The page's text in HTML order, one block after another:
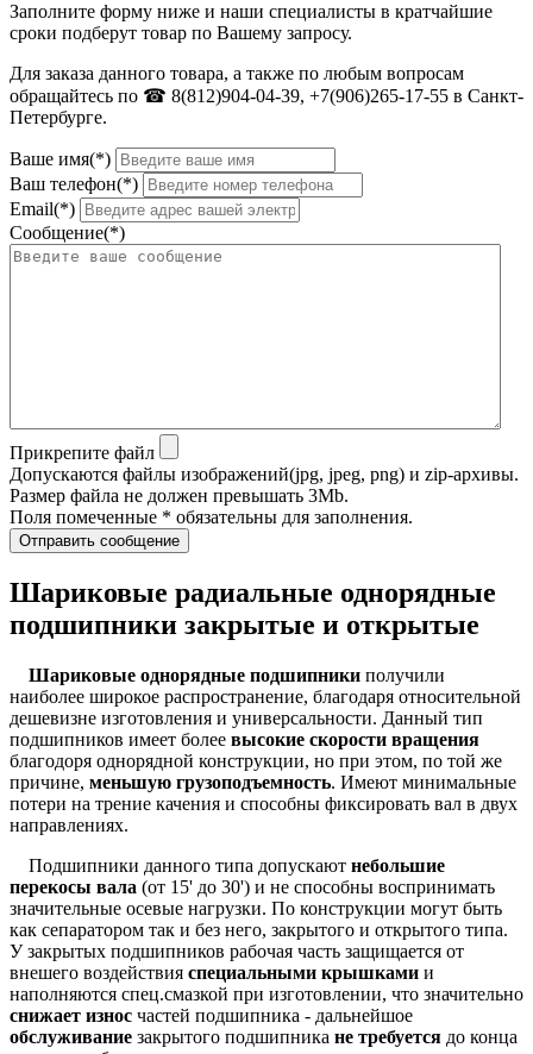
Заполните форму ниже и наши специалисты в кратчайшие
сроки подберут товар по Вашему запросу.
Для заказа данного товара, а также по любым вопросам
обращайтесь по ☎ 8(812)904-04-39, +7(906)265-17-55 в Санкт-
Петербурге.
Ваше имя(*)
Ваш телефон(*)
Email(*)
Сообщение(*)
Прикрепите файл
Допускаются файлы изображений(jpg, jpeg, png) и zip-архивы.
Размер файла не должен превышать 3Mb.
Поля помеченные * обязательны для заполнения.
Отправить сообщение
Шариковые радиальные однорядные
подшипники закрытые и открытые
Шариковые однорядные подшипники получили
наиболее широкое распространение, благодаря относительной
дешевизне изготовления и универсальности. Данный тип
подшипников имеет более высокие скорости вращения
благодоря однорядной конструкции, но при этом, по той же
причине, меньшую грузоподъемность. Имеют минимальные
потери на трение качения и способны фиксировать вал в двух
направлениях.
Подшипники данного типа допускают небольшие
перекосы вала (от 15' до 30') и не способны воспринимать
значительные осевые нагрузки. По конструкции могут быть
как сепаратором так и без него, закрытого и открытого типа.
У закрытых подшипников рабочая часть защищается от
внешего воздействия специальными крышками и
наполняются спец.смазкой при изготовлении, что значительно
снижает износ частей подшипника - дальнейшое
обслуживание закрытого подшипника не требуется до конца